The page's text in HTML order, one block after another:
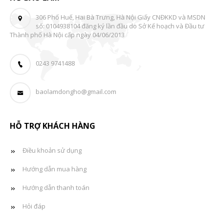
306 Phố Huế, Hai Bà Trưng, Hà Nội Giấy CNĐKKD và MSDN
số: 0104938104 đăng ký lần đầu do Sở Kế hoạch và Đầu tư
Thành phố Hà Nội cấp ngày 04/06/2013
0243 9741488
baolamdongho@gmail.com
HỖ TRỢ KHÁCH HÀNG
Điều khoản sử dụng
Hướng dẫn mua hàng
Hướng dẫn thanh toán
Hỏi đáp